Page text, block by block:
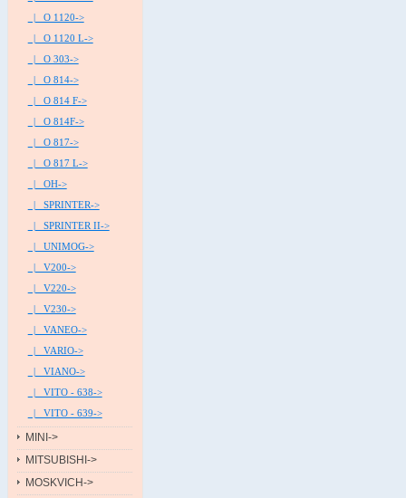
|_ O 1120->
|_ O 1120 L->
|_ O 303->
|_ O 814->
|_ O 814 F->
|_ O 814F->
|_ O 817->
|_ O 817 L->
|_ OH->
|_ SPRINTER->
|_ SPRINTER II->
|_ UNIMOG->
|_ V200->
|_ V220->
|_ V230->
|_ VANEO->
|_ VARIO->
|_ VIANO->
|_ VITO - 638->
|_ VITO - 639->
MINI->
MITSUBISHI->
MOSKVICH->